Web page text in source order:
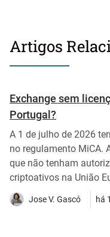
Artigos
Exchange sem
Portugal?
A 1 de julho de 2026
no regulamento MiCA.
que não tenham
criptoativos na União
Jose V. Gascó há